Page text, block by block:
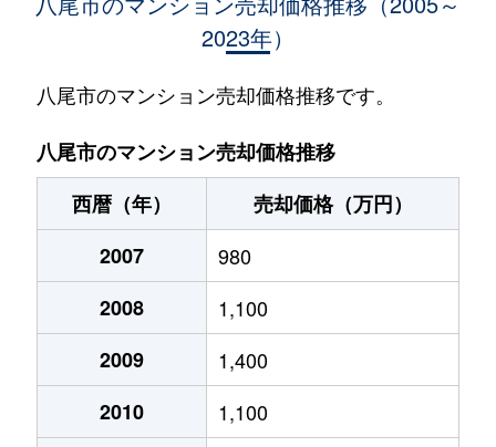
4,400万円 近鉄八尾
光南町
1,200万円 近鉄八尾
徒歩10分
桜ヶ丘
2,500万円 近鉄八尾
志紀町南
1,400万円 志紀
徒歩10分
志紀町南
1,300万円
志紀町南
400万円 志紀
高美町
2,400万円 近鉄八尾
850万円 加美
2023年）
八尾市のマンション売却価格推移です。
八尾市のマンション売却価格推移
西暦（年）
売却価格（万円）
2007
980
2008
1,100
2009
1,400
2010
1,100